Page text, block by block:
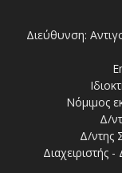
Διεύθυνση:
Νόμιμος
Δ/
Δ/ντης
Διαχειριστής